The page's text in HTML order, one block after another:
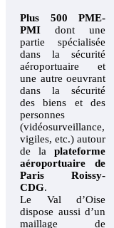
Plus 500 PME-
PMI dont une
partie spécialisée
dans la sécurité
aéroportuaire et
une autre oeuvrant
dans la sécurité
des biens et des
personnes
(vidéosurveillance,
vigiles, etc.) autour
de la plateforme
aéroportuaire de
Paris Roissy-
CDG.
Le Val d’Oise
dispose aussi d’un
maillage de